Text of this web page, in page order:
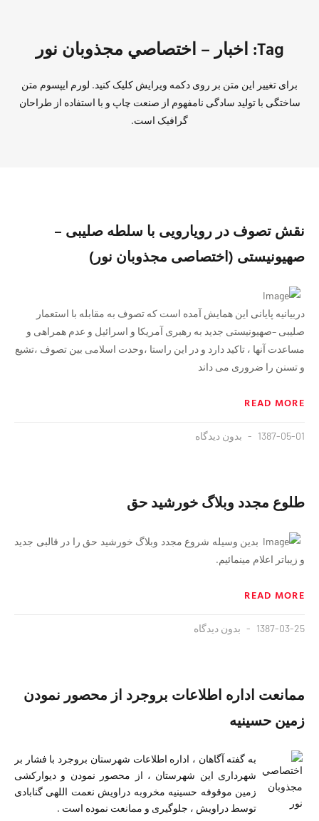
Tag: اخبار – اختصاصي مجذوبان نور
برای تغییر این متن بر روی دکمه ویرایش کلیک کنید. لورم ایپسوم متن
ساختگی با تولید سادگی نامفهوم از صنعت چاپ و با استفاده از طراحان
گرافیک است.
نقش تصوف در رویارویی با سلطه صلیبی –
صهیونیستی (اختصاصی مجذوبان نور)
دربیانیه پایانی این همایش آمده است که تصوف به مقابله با استعمار
صلیبی –صهیونیستی جدید به رهبری آمریکا و اسرائیل و عدم همراهی و
مساعدت آنها ، تاکید دارد و در این راستا ،وحدت اسلامی بین تصوف ،تشیع
و تسنن را ضروری می داند
READ MORE
1387-05-01 بدون دیدگاه
طلوع مجدد وبلاگ خورشید حق
بدین وسیله شروع مجدد وبلاگ خورشید حق را در قالبی جدید
و زیباتر اعلام مینمائیم.
READ MORE
1387-03-25 بدون دیدگاه
ممانعت اداره اطلاعات بروجرد از محصور نمودن
زمین حسینیه
به گفته آگاهان ،‌ اداره اطلاعات شهرستان بروجرد با فشار بر
شهرداری این شهرستان ،‌ از محصور نمودن و دیوارکشی
زمین موقوفه حسینیه مخروبه دراویش نعمت اللهی گنابادی
توسط دراویش ،‌ جلوگیری و ممانعت نموده است .